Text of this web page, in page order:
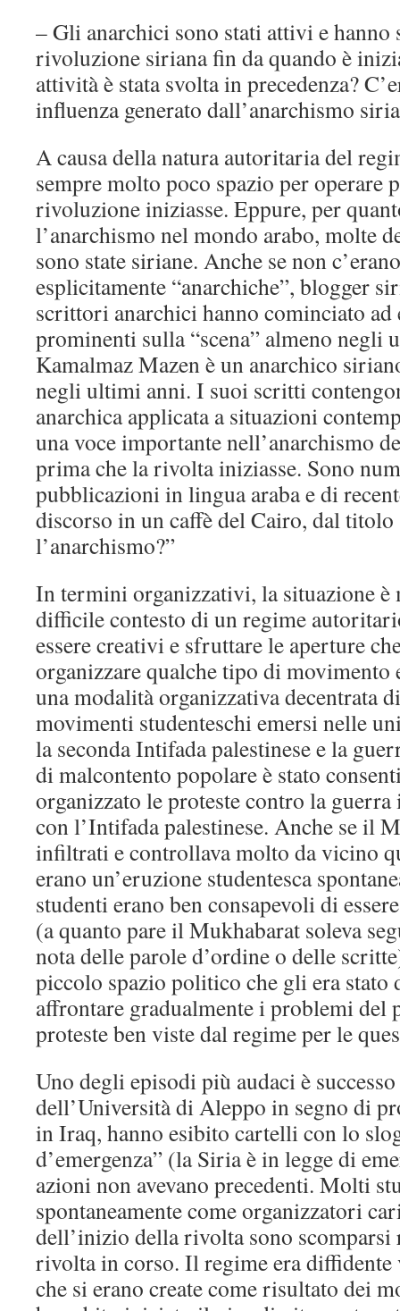
– Gli anarchici sono stati attivi e hanno
rivoluzione siriana fin da quando è
attività è stata svolta in precedenza?
influenza generato dall’anarchismo
A causa della natura autoritaria del
sempre molto poco spazio per operare
rivoluzione iniziasse. Eppure, per
l’anarchismo nel mondo arabo, molte
sono state siriane. Anche se non
esplicitamente “anarchiche”, blogger
scrittori anarchici hanno cominciato ad
prominenti sulla “scena” almeno negli
Kamalmaz Mazen è un anarchico
negli ultimi anni. I suoi scritti
anarchica applicata a situazioni
una voce importante nell’anarchismo
prima che la rivolta iniziasse. Sono
pubblicazioni in lingua araba e di
discorso in un caffè del Cairo, dal titolo
l’anarchismo?”
In termini organizzativi, la situazione è
difficile contesto di un regime
essere creativi e sfruttare le aperture
organizzare qualche tipo di movimento
una modalità organizzativa decentrata
movimenti studenteschi emersi nelle
la seconda Intifada palestinese e la
di malcontento popolare è stato
organizzato le proteste contro la
con l’Intifada palestinese. Anche se il
infiltrati e controllava molto da vicino
erano un’eruzione studentesca
studenti erano ben consapevoli di
(a quanto pare il Mukhabarat soleva
nota delle parole d’ordine o delle
piccolo spazio politico che gli era stato
affrontare gradualmente i problemi del
proteste ben viste dal regime per le
Uno degli episodi più audaci è
dell’Università di Aleppo in segno di
in Iraq, hanno esibito cartelli con lo
d’emergenza” (la Siria è in legge di
azioni non avevano precedenti. Molti
spontaneamente come organizzatori
dell’inizio della rivolta sono scomparsi
rivolta in corso. Il regime era
che si erano create come risultato dei